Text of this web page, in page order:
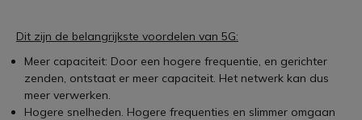
Dit zijn de belangrijkste voordelen van 5G:
Meer capaciteit: Door een hogere frequentie, en gerichter
zenden, ontstaat er meer capaciteit. Het netwerk kan dus
meer verwerken.
Hogere snelheden. Hogere frequenties en slimmer omgaan